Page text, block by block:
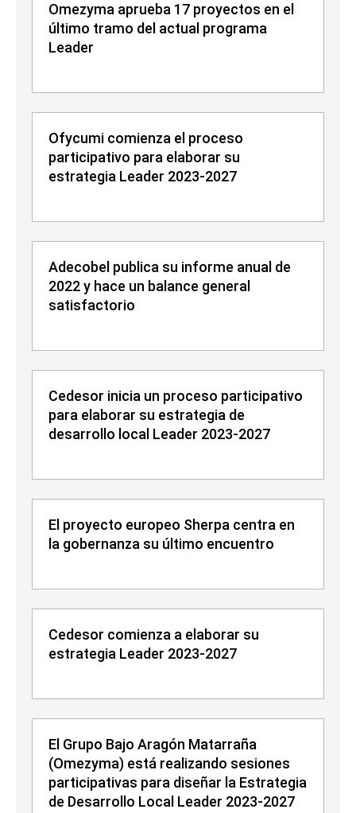
Omezyma aprueba 17 proyectos en el
último tramo del actual programa
Leader
Ofycumi comienza el proceso
participativo para elaborar su
estrategia Leader 2023-2027
Adecobel publica su informe anual de
2022 y hace un balance general
satisfactorio
Cedesor inicia un proceso participativo
para elaborar su estrategia de
desarrollo local Leader 2023-2027
El proyecto europeo Sherpa centra en
la gobernanza su último encuentro
Cedesor comienza a elaborar su
estrategia Leader 2023-2027
El Grupo Bajo Aragón Matarraña
(Omezyma) está realizando sesiones
participativas para diseñar la Estrategia
de Desarrollo Local Leader 2023-2027